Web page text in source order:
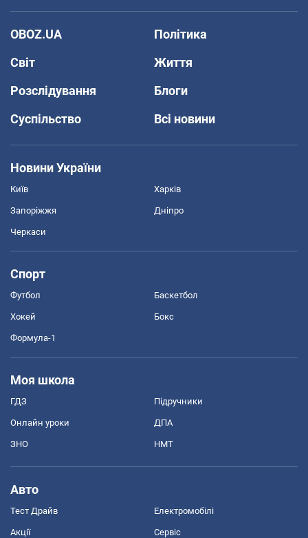
OBOZ.UA
Політика
Світ
Життя
Розслідування
Блоги
Суспільство
Всі новини
Новини України
Київ Харків
Запоріжжя Дніпро
Черкаси
Спорт
Футбол Баскетбол
Хокей Бокс
Формула-1
Моя школа
ГДЗ Підручники
Онлайн уроки ДПА
ЗНО НМТ
Авто
Тест Драйв Електромобілі
Акції Сервіс